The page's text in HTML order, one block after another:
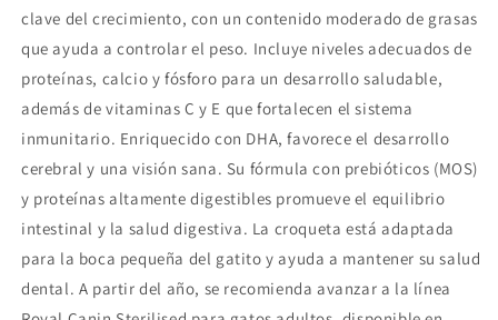
clave del crecimiento, con un contenido moderado de grasas
que ayuda a controlar el peso. Incluye niveles adecuados de
proteínas, calcio y fósforo para un desarrollo saludable,
además de vitaminas C y E que fortalecen el sistema
inmunitario. Enriquecido con DHA, favorece el desarrollo
cerebral y una visión sana. Su fórmula con prebióticos (MOS)
y proteínas altamente digestibles promueve el equilibrio
intestinal y la salud digestiva. La croqueta está adaptada
para la boca pequeña del gatito y ayuda a mantener su salud
dental. A partir del año, se recomienda avanzar a la línea